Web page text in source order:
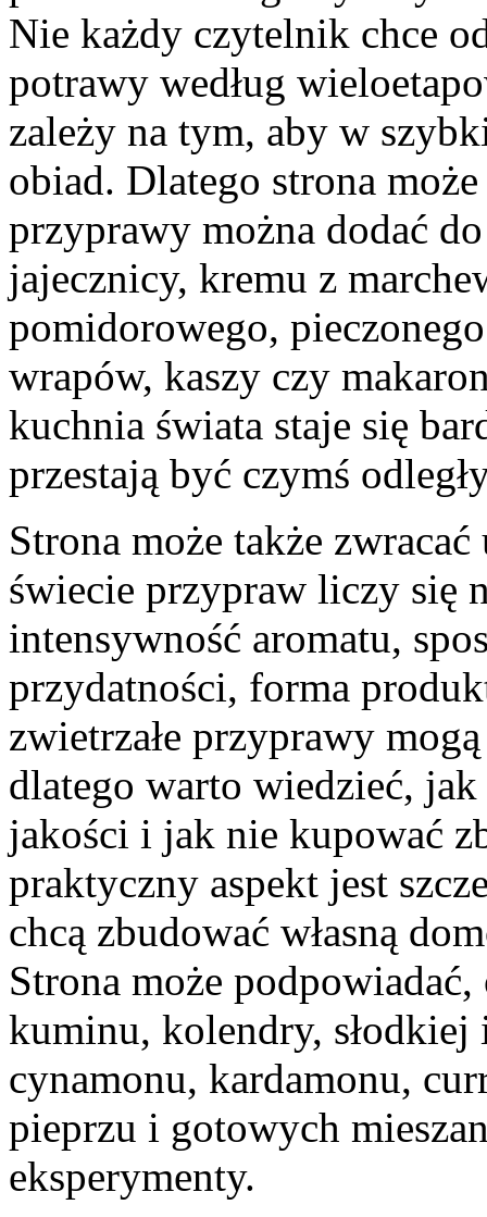
Nie każdy czytelnik chce
potrawy według
zależy na tym, aby w
obiad. Dlatego strona
przyprawy można dodać
jajecznicy, kremu z
pomidorowego,
wrapów, kaszy czy
kuchnia świata staje się
przestają być czymś
Strona może także
świecie przypraw liczy się
intensywność aromatu,
przydatności, forma
zwietrzałe przyprawy
dlatego warto wiedzieć,
jakości i jak nie kupować
praktyczny aspekt jest
chcą zbudować własną
Strona może
kuminu, kolendry,
cynamonu, kardamonu,
pieprzu i gotowych
eksperymenty.